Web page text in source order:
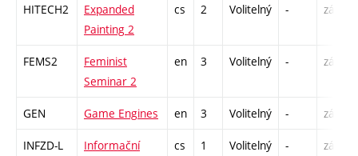
HITECH2
Expanded
Painting 2
cs 2 Volitelný - zá
FEMS2
Feminist
Seminar 2
en 3 Volitelný - zá
GEN Game Engines en 3 Volitelný - zá
INFZD-L
Informační
cs 1 Volitelný - zá